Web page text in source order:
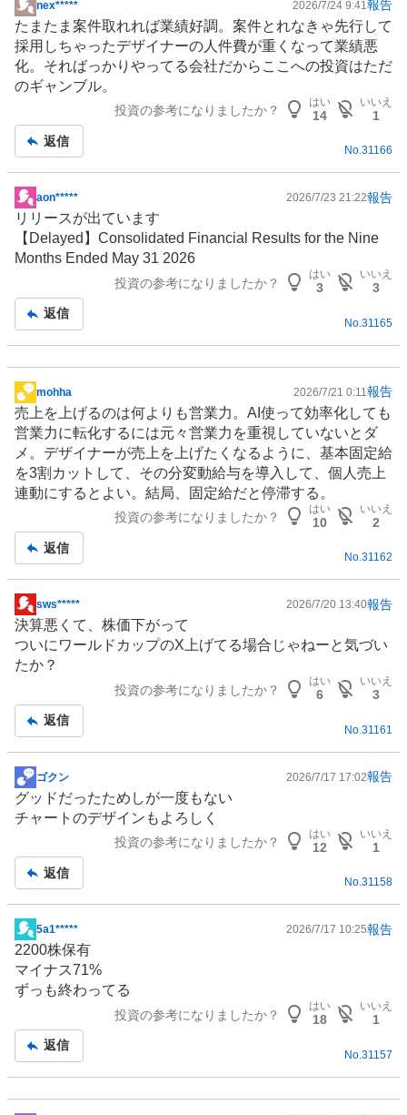
掲
示
板
記
事
nex***** 2026/7/24 9:41 報告
たまたま案件取れれば業績好調。案件とれなきゃ先行して
採用しちゃったデザイナーの人件費が重くなって業績悪
化。そればっかりやってる会社だからここへの投資はただ
のギャンブル。
投資の参考になりましたか？
はい
14
いいえ
1
返信
No.31166
掲
示
板
記
aon***** 2026/7/23 21:22報告
リリースが出ています
【Delayed】Consolidated Financial Results for the Nine
Months Ended May 31 2026
投資の参考になりましたか？
はい
3
いいえ
3
返信
No. 31165
掲
示
板
記
事
mohha 2026/7/21 0:11 報告
売上を上げるのは何よりも営業力。AI使って効率化しても
営業力に転化するには元々営業力を重視していないとダ
メ。デザイナーが売上を上げたくなるように、基本固定給
を3割カットして、その分変動給与を導入して、個人売上
連動にするとよい。結局、固定給だと停滞する。
投資の参考になりましたか？
はい
10
いいえ
2
返信
No.31162
掲
示
板
記
sws***** 2026/7/20 13:40報告
決算悪くて、株価下がって
ついにワールドカップのX上げてる場合じゃねーと気づい
たか？
投資の参考になりましたか？
はい
6
いいえ
3
返信
No. 31161
掲
示
板
ゴクン 2026/7/17 17:02報告
グッドだったためしが一度もない
チャートのデザインもよろしく
投資の参考になりましたか？
はい
12
いいえ
1
返信
No.31158
掲
示
板
記
5a1***** 2026/7/17 10:25報告
2200株保有
マイナス71%
ずっも終わってる
投資の参考になりましたか？
はい
18
いいえ
1
返信
No. 31157